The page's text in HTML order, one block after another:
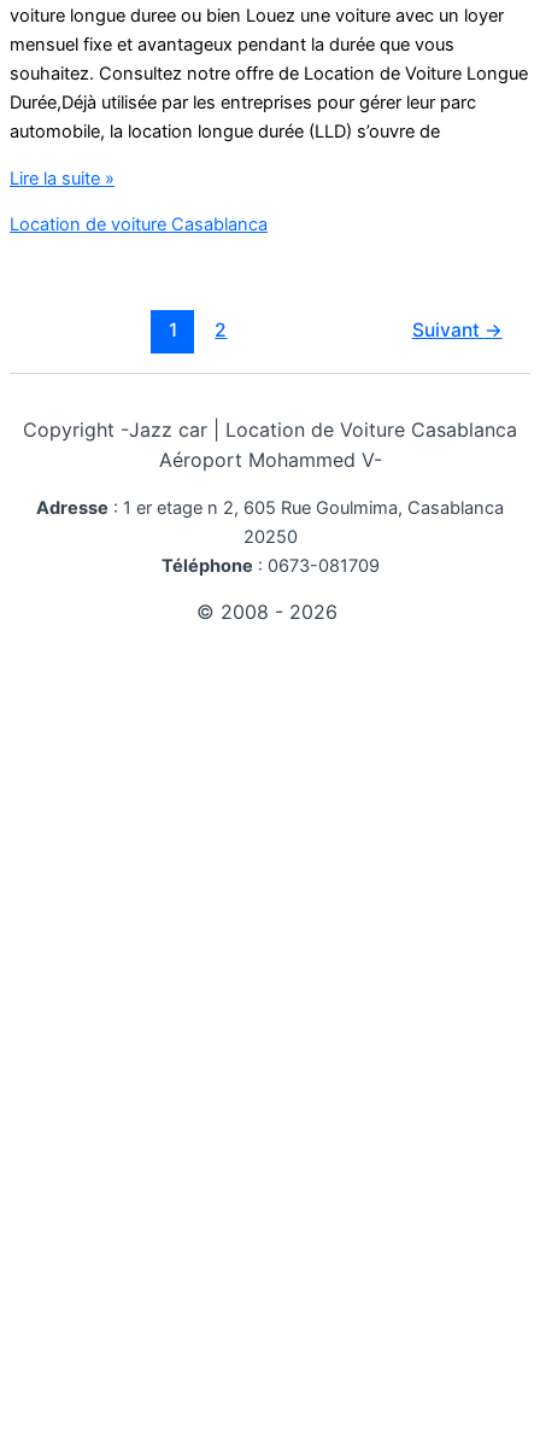
voiture longue duree ou bien Louez une voiture avec un loyer
mensuel fixe et avantageux pendant la durée que vous
souhaitez. Consultez notre offre de Location de Voiture Longue
Durée,Déjà utilisée par les entreprises pour gérer leur parc
automobile, la location longue durée (LLD) s’ouvre de
location
voiture
Lire la suite »
Location de voiture Casablanca
1 2 Suivant →
Copyright -Jazz car | Location de Voiture Casablanca
Aéroport Mohammed V-
Adresse : 1 er etage n 2, 605 Rue Goulmima, Casablanca
20250
Téléphone : 0673-081709
© 2008 - 2026